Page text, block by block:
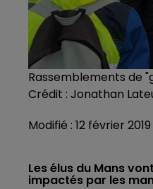
Rassemblements de
Crédit : Jonathan
Modifié : 12 février
Les élus du Mans
impactés par les